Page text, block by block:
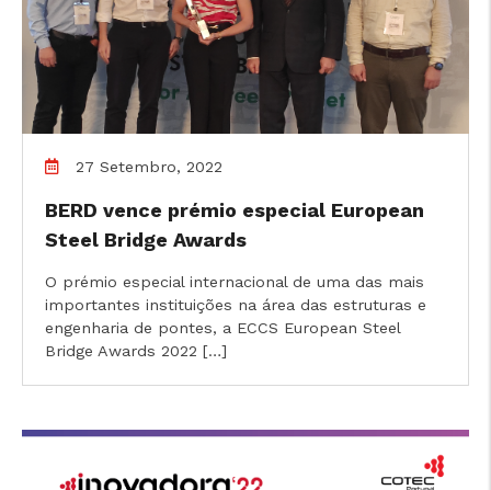
27 Setembro, 2022
BERD vence prémio especial European
Steel Bridge Awards
O prémio especial internacional de uma das mais
importantes instituições na área das estruturas e
engenharia de pontes, a ECCS European Steel
Bridge Awards 2022 […]